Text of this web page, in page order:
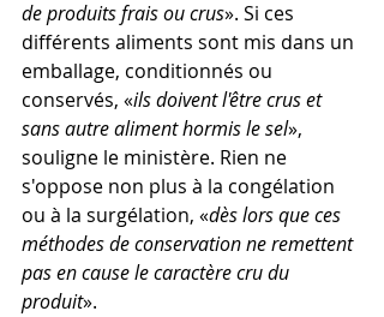
de produits frais ou crus». Si ces
différents aliments sont mis dans un
emballage, conditionnés ou
conservés, «ils doivent l'être crus et
sans autre aliment hormis le sel»,
souligne le ministère. Rien ne
s'oppose non plus à la congélation
ou à la surgélation, «dès lors que ces
méthodes de conservation ne remettent
pas en cause le caractère cru du
produit».